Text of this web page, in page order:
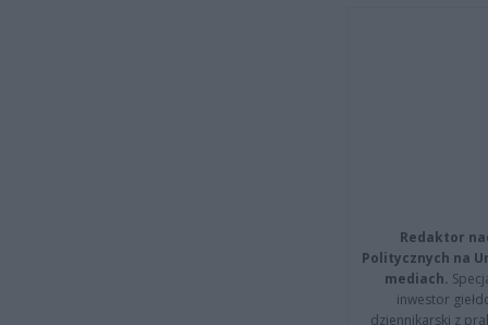
Redaktor
Politycznych na
mediach.
inwestor
dziennikarski z